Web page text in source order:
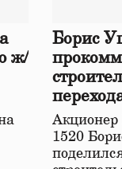
ж/
Борис
1520